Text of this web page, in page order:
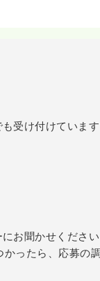
受け付けていま
お聞かせくださ
ったら、応募の